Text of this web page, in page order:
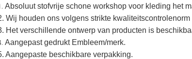
Absoluut stofvrije schone workshop voor kleding het
Wij houden ons volgens strikte
Het verschillende ontwerp van producten is
Aangepast gedrukt Embleem/merk.
Aangepaste beschikbare verpakking.